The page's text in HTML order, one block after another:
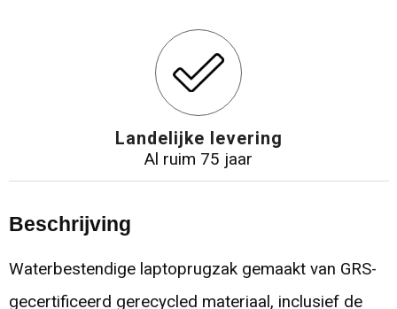
Landelijke levering
Al ruim 75 jaar
Beschrijving
Waterbestendige laptoprugzak gemaakt van GRS-
gecertificeerd gerecycled materiaal, inclusief de